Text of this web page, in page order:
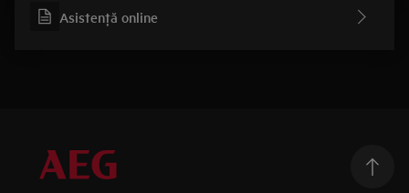
Asistenţă online